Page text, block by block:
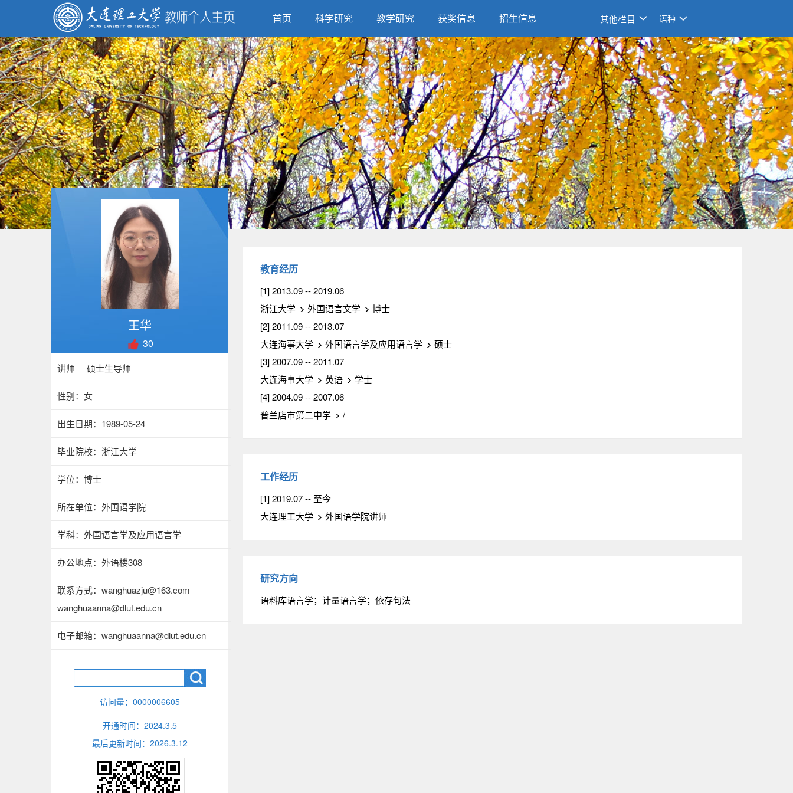
首页 科学研究 教学研究 获奖信息 招生信息 其他栏目 语种
王华
30
讲师 硕士生导师
性别：女
出生日期：1989-05-24
毕业院校：浙江大学
学位：博士
所在单位：外国语学院
学科：外国语言学及应用语言学
办公地点：外语楼308
联系方式： wanghuazju@163.com
wanghuaanna@dlut.edu.cn
电子邮箱： wanghuaanna@dlut.edu.cn
访问量： 0000006605
开通时间： 2024.3.5
最后更新时间： 2026.3.12
教育经历
[1] 2013.09 -- 2019.06
浙江大学
外国语言文学
博士
[2] 2011.09 -- 2013.07
大连海事大学
外国语言学及应用语言学
硕士
[3] 2007.09 -- 2011.07
大连海事大学
英语
学士
[4] 2004.09 -- 2007.06
普兰店市第二中学
/
工作经历
[1] 2019.07 -- 至今
大连理工大学
外国语学院讲师
研究方向
语料库语言学；计量语言学；依存句法